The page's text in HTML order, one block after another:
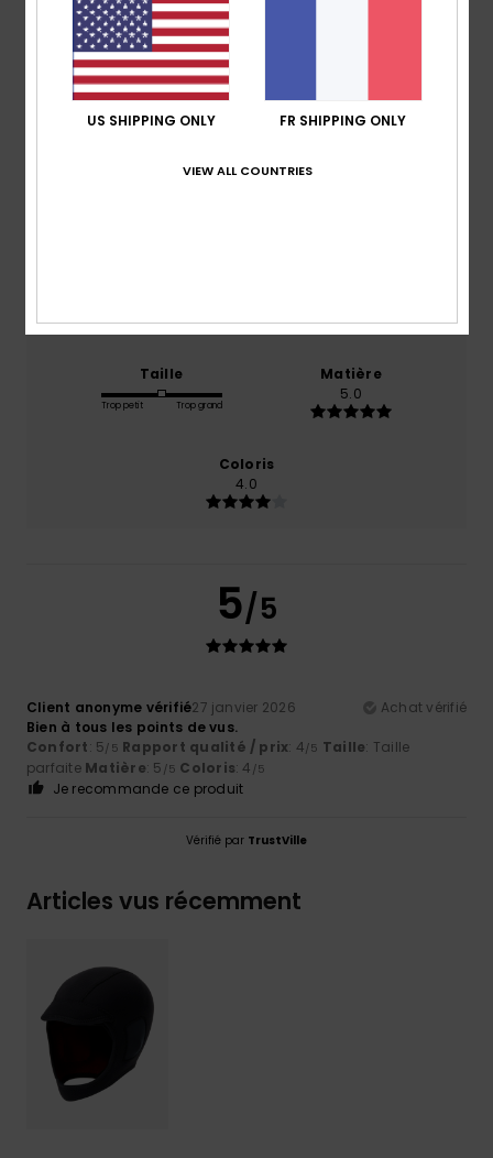
Note moyenne
5.0
Taille
Trop petit Trop grand
Matière
5.0
Coloris
4.0
5/5
Client anonyme vérifié27 janvier 2026
Achat vérifié
Bien à tous les points de vus.
Confort: 5/5 Rapport qualité / prix: 4/5 Taille: Taille
parfaite Matière: 5 /5 Coloris: 4 /5
Je recommande ce produit
Vérifié par TrustVille
Articles vus récemment
US SHIPPING ONLY FR SHIPPING ONLY
VIEW ALL COUNTRIES